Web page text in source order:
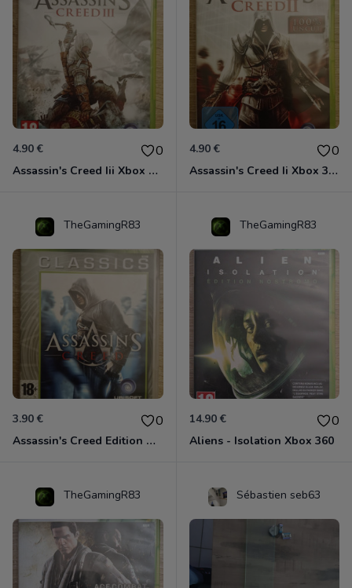
4.90 € 0
Assassin's Creed Iii Xbox 360
4.90 € 0
Assassin's Creed Ii Xbox 360
TheGamingR83
3.90 € 0
Assassin's Creed Edition Classics Xbox 360
TheGamingR83
14.90 € 0
Aliens - Isolation Xbox 360
TheGamingR83 Sébastien seb63